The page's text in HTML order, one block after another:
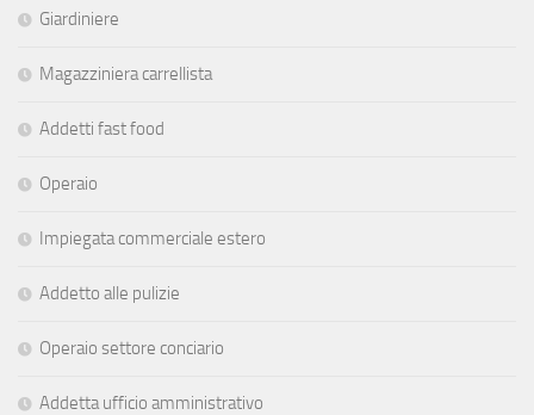
Giardiniere
Magazziniera carrellista
Addetti fast food
Operaio
Impiegata commerciale estero
Addetto alle pulizie
Operaio settore conciario
Addetta ufficio amministrativo